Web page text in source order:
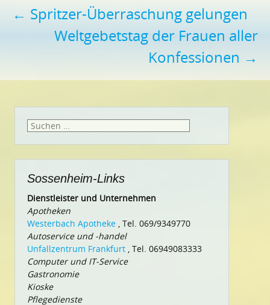
Beitragsnavigation
← Spritzer-Überraschung gelungen
Weltgebetstag der Frauen aller
Konfessionen →
Suchen
Sossenheim-Links
Dienstleister und Unternehmen
Apotheken
Westerbach Apotheke , Tel. 069/9349770
Autoservice und -handel
Unfallzentrum Frankfurt , Tel. 06949083333
Computer und IT-Service
Gastronomie
Kioske
Pflegedienste